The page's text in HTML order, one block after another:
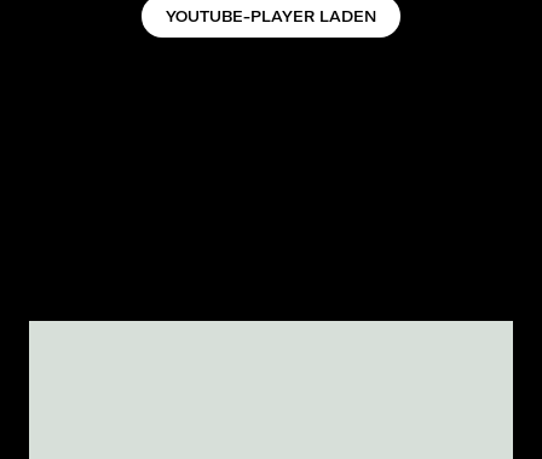
YOUTUBE-PLAYER LADEN